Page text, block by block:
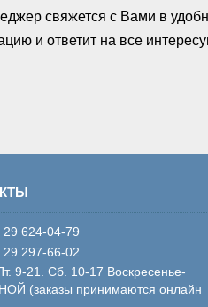
свяжется с Вами в
и ответит на все
29 624-04-79
29 297-66-02
9-21. Сб. 10-17 Воскресенье-
(заказы принимаются онлайн